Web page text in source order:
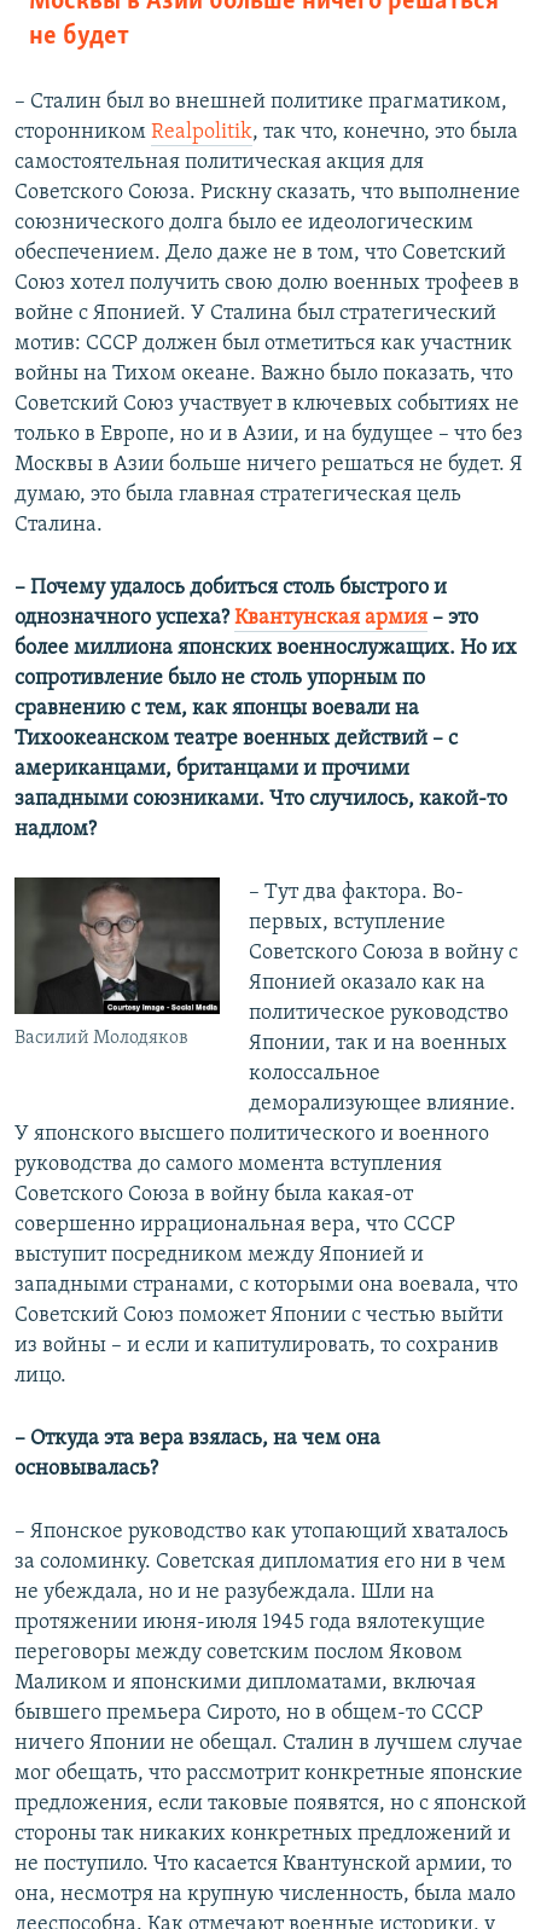
не будет
– Сталин был во внешней политике прагматиком,
сторонником Realpolitik, так что, конечно, это была
самостоятельная политическая акция для
Советского Союза. Рискну сказать, что выполнение
союзнического долга было ее идеологическим
обеспечением. Дело даже не в том, что Советский
Союз хотел получить свою долю военных трофеев в
войне с Японией. У Сталина был стратегический
мотив: СССР должен был отметиться как участник
войны на Тихом океане. Важно было показать, что
Советский Союз участвует в ключевых событиях не
только в Европе, но и в Азии, и на будущее – что без
Москвы в Азии больше ничего решаться не будет. Я
думаю, это была главная стратегическая цель
Сталина.
– Почему удалось добиться столь быстрого и
однозначного успеха?Квантунская армия – это
более миллиона японских военнослужащих. Но их
сопротивление было не столь упорным по
сравнению с тем, как японцы воевали на
Тихоокеанском театре военных действий – с
американцами, британцами и прочими
западными союзниками. Что случилось, какой-то
надлом?
Василий Молодяков
– Тут два фактора. Во-
первых, вступление
Советского Союза в войну с
Японией оказало как на
политическое руководство
Японии, так и на военных
колоссальное
деморализующее влияние.
У японского высшего политического и военного
руководства до самого момента вступления
Советского Союза в войну была какая-от
совершенно иррациональная вера, что СССР
выступит посредником между Японией и
западными странами, с которыми она воевала, что
Советский Союз поможет Японии с честью выйти
из войны – и если и капитулировать, то сохранив
лицо.
– Откуда эта вера взялась, на чем она
основывалась?
– Японское руководство как утопающий хваталось
за соломинку. Советская дипломатия его ни в чем
не убеждала, но и не разубеждала. Шли на
протяжении июня-июля 1945 года вялотекущие
переговоры между советским послом Яковом
Маликом и японскими дипломатами, включая
бывшего премьера Сирото, но в общем-то СССР
ничего Японии не обещал. Сталин в лучшем случае
мог обещать, что рассмотрит конкретные японские
предложения, если таковые появятся, но с японской
стороны так никаких конкретных предложений и
не поступило. Что касается Квантунской армии, то
она, несмотря на крупную численность, была мало